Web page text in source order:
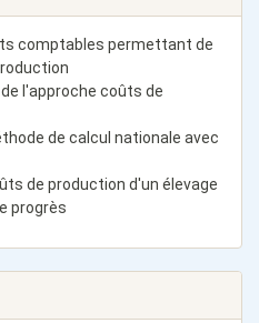
comptables permettant de
l'approche coûts de
de calcul nationale avec
de production d'un élevage
progrès